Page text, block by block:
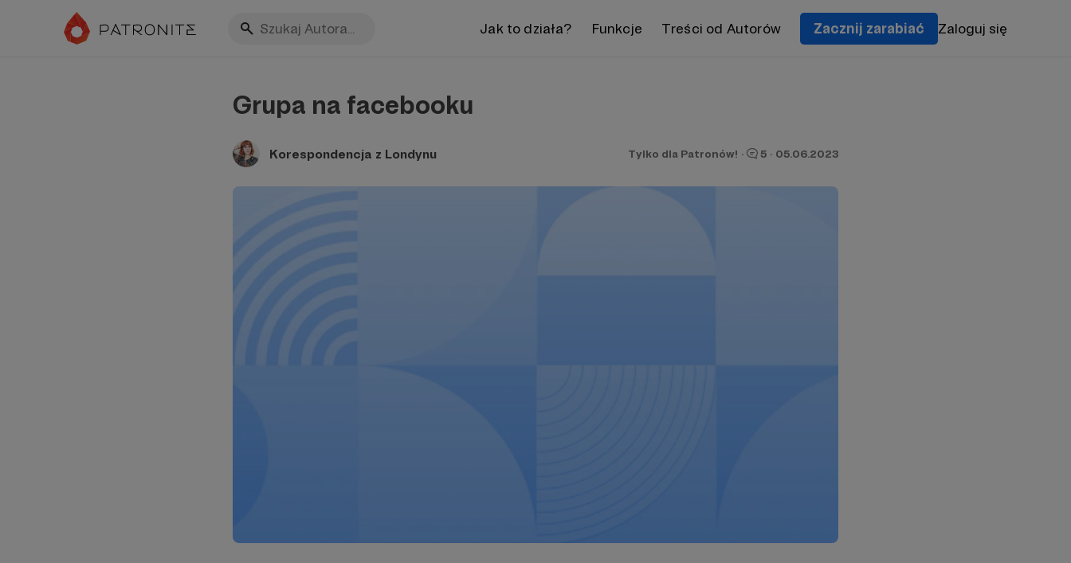
Jak to działa? Funkcje Treści od Autorów Zacznij zarabiać Zaloguj się
Grupa na facebooku
Korespondencja z Londynu Tylko dla Patronów! · 5 · 05.06.2023